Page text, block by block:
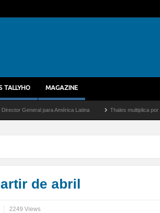
TALLYHO MAGAZINE
para América Latina Thales multiplica por diez su
de abril
2249 Views